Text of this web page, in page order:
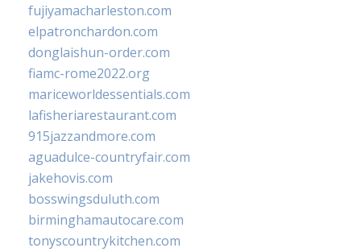
fujiyamacharleston.com
elpatronchardon.com
donglaishun-order.com
fiamc-rome2022.org
mariceworldessentials.com
lafisheriarestaurant.com
915jazzandmore.com
aguadulce-countryfair.com
jakehovis.com
bosswingsduluth.com
birminghamautocare.com
tonyscountrykitchen.com